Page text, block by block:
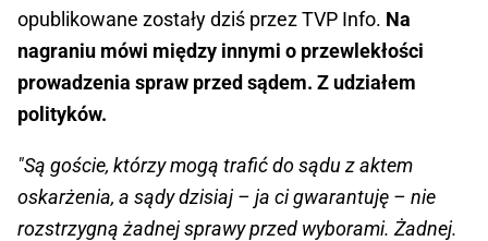
opublikowane zostały dziś przez TVP Info. Na
nagraniu mówi między innymi o przewlekłości
prowadzenia spraw przed sądem. Z udziałem
polityków.
"Są goście, którzy mogą trafić do sądu z aktem
oskarżenia, a sądy dzisiaj – ja ci gwarantuję – nie
rozstrzygną żadnej sprawy przed wyborami. Żadnej.